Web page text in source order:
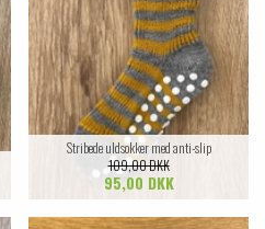
Stribede uldsokker med anti-slip
109,00 DKK
95,00 DKK